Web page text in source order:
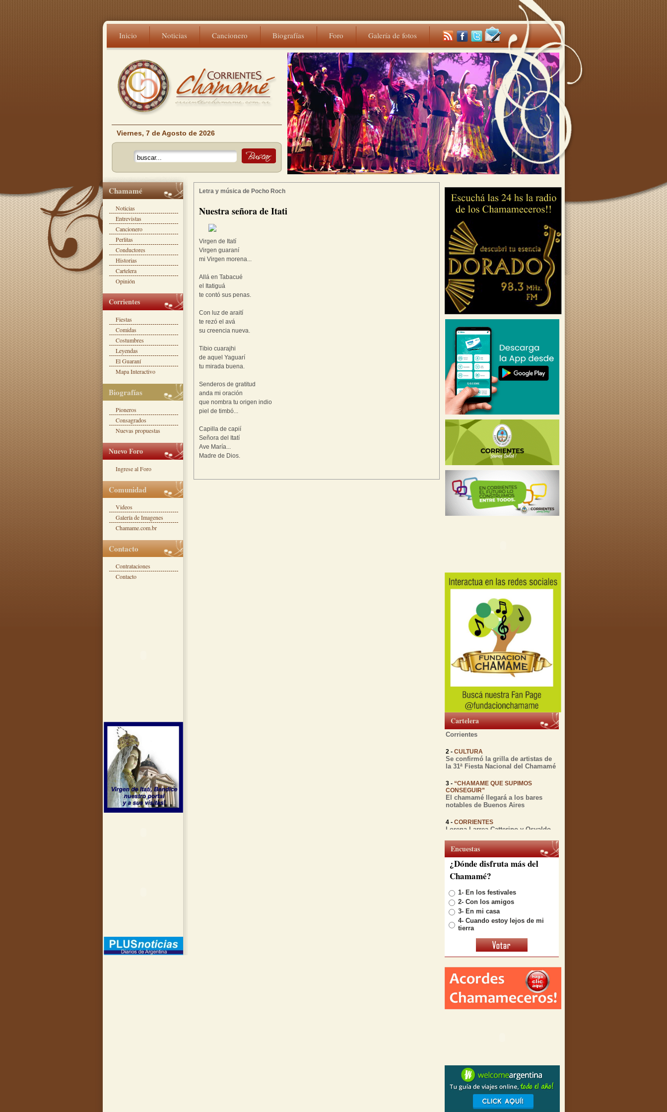
Inicio Noticias Cancionero Biografías Foro Galería de fotos
Viernes, 7 de Agosto de 2026
Cartelera
MIENTRAS TRANSCURRE EL
FESTIVAL DEL CHAMAMÉ
Diversas actividades culturales
relacionadas con el Chamamé se
realizarán esta semana en
Corrientes
Se confirmó la grilla de artistas de
la 31ª Fiesta Nacional del Chamamé
CONSEGUIR”
El chamamé llegará a los bares
notables de Buenos Aires
Lorena Larrea Catterino y Osvaldo
Gomez presentan "Chamamé en
A 12 años de su partida, la Peña de
la ciudad rinde honores a Julio
Godoy
Encuestas
¿Dónde disfruta más del
Chamamé?
1- En los festivales
2- Con los amigos
3- En mi casa
4- Cuando estoy lejos de mi
tierra
Letra y música de Pocho Roch
Nuestra señora de Itati
Virgen de Itatí
Virgen guaraní
mi Virgen morena...
Allá en Tabacué
el Itatiguá
te contó sus penas.
Con luz de araití
te rezó el avá
su creencia nueva.
Tibio cuarajhi
de aquel Yaguarí
tu mirada buena.
Senderos de gratitud
anda mi oración
que nombra tu origen indio
piel de timbó...
Capilla de capií
Señora del Itatí
Ave María...
Madre de Dios.
Chamamé
Noticias
Entrevistas
Cancionero
Perlitas
Conductores
Historias
Cartelera
Opinión
Corrientes
Fiestas
Comidas
Costumbres
Leyendas
El Guaraní
Mapa Interactivo
Biografías
Pioneros
Consagrados
Nuevas propuestas
Nuevo Foro
Ingrese al Foro
Comunidad
Videos
Galería de Imagenes
Chamame.com.br
Contacto
Contrataciones
Contacto